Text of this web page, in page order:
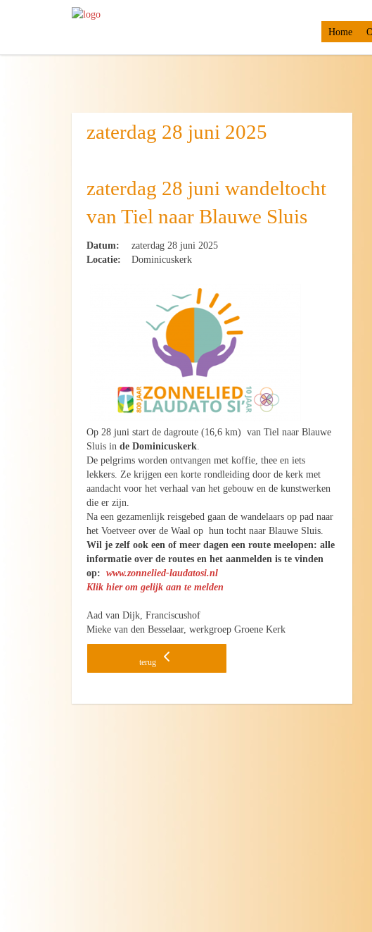
Home
zaterdag 28 juni 2025
zaterdag 28 juni wandeltocht
van Tiel naar Blauwe Sluis
Datum:
zaterdag 28 juni 2025
Locatie:
Dominicuskerk
Op 28 juni start de dagroute (16,6 km) van Tiel naar Blauwe
Sluis inde Dominicuskerk.
De pelgrims worden ontvangen met koffie, thee en iets
lekkers. Ze krijgen een korte rondleiding door de kerk met
aandacht voor het verhaal van het gebouw en de kunstwerken
die er zijn.
Na een gezamenlijk reisgebed gaan de wandelaars op pad naar
het Voetveer over de Waal op hun tocht naar Blauwe Sluis.
Wil je zelf ook een of meer dagen een route meelopen: alle
informatie over de routes en het aanmelden is te vinden
op:www.zonnelied-laudatosi.nl
Klik hier om gelijk aan te melden
Aad van Dijk, Franciscushof
Mieke van den Besselaar, werkgroep Groene Kerk
terug